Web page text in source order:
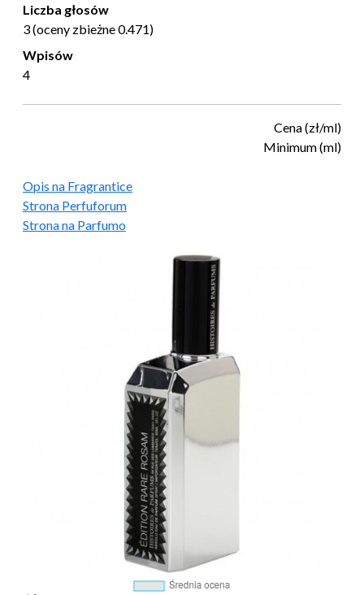
Liczba głosów
3 (oceny zbieżne 0.471)
Wpisów
4
Cena (zł/ml)
Minimum (ml)
Opis na Fragrantice
Strona Perfuforum
Strona na Parfumo